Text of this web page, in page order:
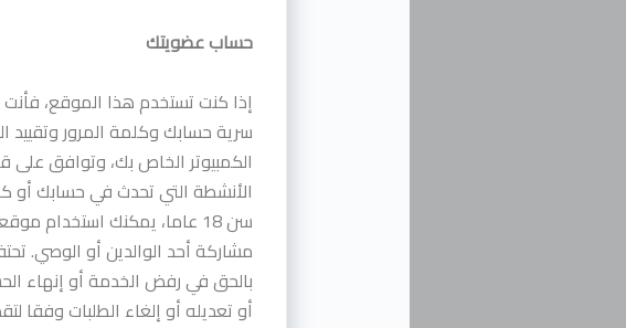
حساب عضويتك
إذا كنت تستخدم هذا الموقع،
سرية حسابك وكلمة المرور وتقييد
الكمبيوتر الخاص بك، وتوافق
الأنشطة التي تحدث في حسابك أو
سن 18 عاما، يمكنك استخدام
مشاركة أحد الوالدين أو الوصي.
بالحق في رفض الخدمة أو إنهاء
أو تعديله أو إلغاء الطلبات وفقا